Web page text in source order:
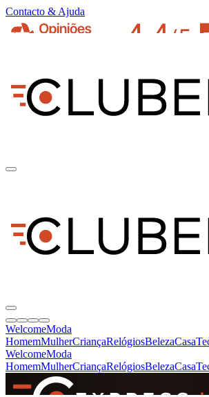
Contacto & Ajuda
WelcomeModa
HomemMulherCriançaRelógiosBelezaCasa
WelcomeModa
HomemMulherCriançaRelógiosBelezaCasa